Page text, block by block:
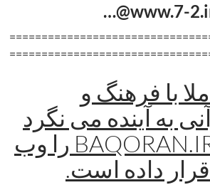
www.7-
با فرهنگ و
به آینده می نگرد
فلذا دامنه BAQORAN.IR را وب
داده است.